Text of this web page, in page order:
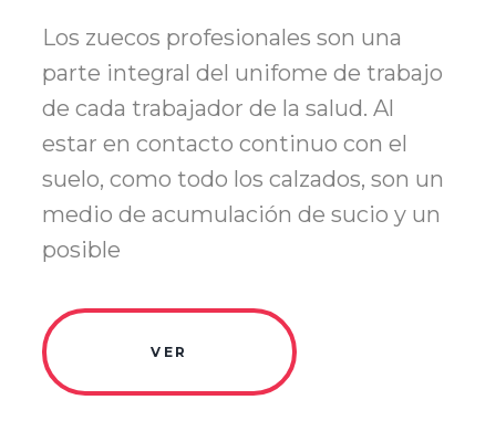
Los zuecos profesionales son una
parte integral del unifome de trabajo
de cada trabajador de la salud. Al
estar en contacto continuo con el
suelo, como todo los calzados, son un
medio de acumulación de sucio y un
posible
VER